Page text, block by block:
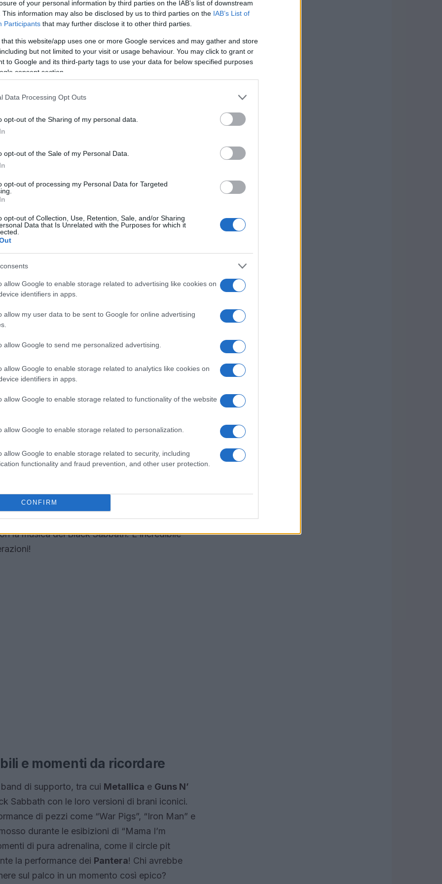
of your personal information by third parties on the IAB’s list of downstream
This information may also be disclosed by us to third parties on the IAB’s List of
Participants that may further disclose it to other third parties.
that this website/app uses one or more Google services and may gather and store
but not limited to your visit or usage behaviour. You may click to grant or
to Google and its third-party tags to use your data for below specified purposes
consent section.
Data Processing Opt Outs
opt-out of the Sharing of my personal data.
opt-out of the Sale of my Personal Data.
opt-out of processing my Personal Data for Targeted
opt-out of Collection, Use, Retention, Sale, and/or Sharing
Data that Is Unrelated with the Purposes for which it
allow Google to enable storage related to advertising like cookies on
identifiers in apps.
allow my user data to be sent to Google for online advertising
allow Google to send me personalized advertising.
allow Google to enable storage related to analytics like cookies on
identifiers in apps.
allow Google to enable storage related to functionality of the website
allow Google to enable storage related to personalization.
allow Google to enable storage related to security, including
functionality and fraud prevention, and other user protection.
CONFIRM
rockers hanno inondato i social media di
band più iconiche della storia del metal. E chi
dei colleghi
dei Black Sabbath. Tra le reazioni
sui social hanno scritto: “Back to the
un enorme onore far parte di questo
una cover di “Children of the Grave”,
in estasi. Non ti senti anche tu parte di
note?
ha condiviso il suo stupore su Twitter:
Ho imparato così tanto da loro nel corso degli
‘Mama I’m Coming Home’ per l’ultima
espresse anche da
band per la loro musica e l’impatto duraturo.
la musica nel creare legami tra artisti e
durante lo show, ha rivelato: “Li
in cui non li abbia ascoltati. Sono la mia
Le parole di Corgan rispecchiano il legame
la musica dei Black Sabbath. È incredibile
e momenti da ricordare
di supporto, tra cui Metallica e Guns N’
Sabbath con le loro versioni di brani iconici.
di pezzi come “War Pigs”, “Iron Man” e
durante le esibizioni di “Mama I’m
di pura adrenalina, come il circle pit
la performance dei Pantera! Chi avrebbe
sul palco in un momento così epico?